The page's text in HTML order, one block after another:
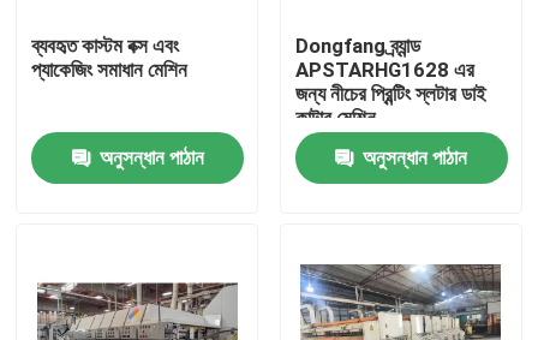
বাড়ি
ভিডিও
ব্যবহৃত কাস্টম বক্স এবং
প্যাকেজিং সমাধান মেশিন
অনুসন্ধান পাঠান
Dongfang ব্র্যান্ড
APSTARHG1628 এর
জন্য নীচের প্রিন্টিং স্লটার ডাই
কাটার মেশিন
অনুসন্ধান পাঠান